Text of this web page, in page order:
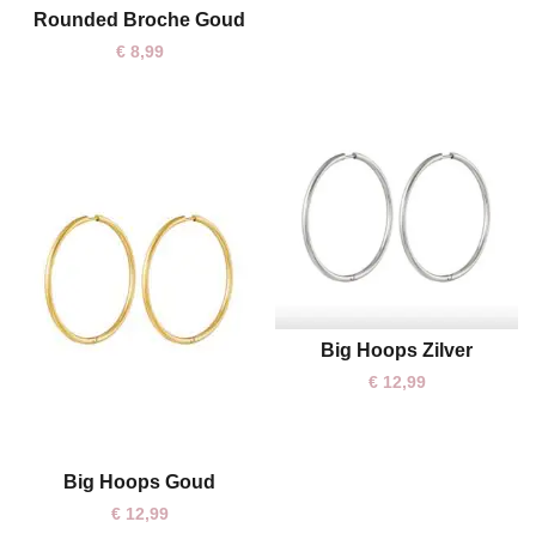
One size
Rounded Broche Goud
€8,99
One size
Big Hoops Goud
€12,99
One size
Big Hoops Zilver
€12,99